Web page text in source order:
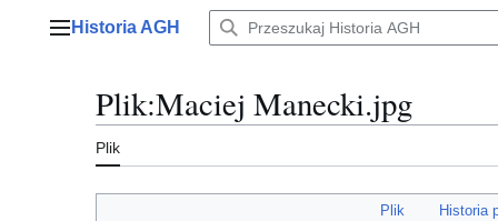
Menu główne
Historia AGH
Plik:Maciej Manecki.jpg
Plik
Plik Historia